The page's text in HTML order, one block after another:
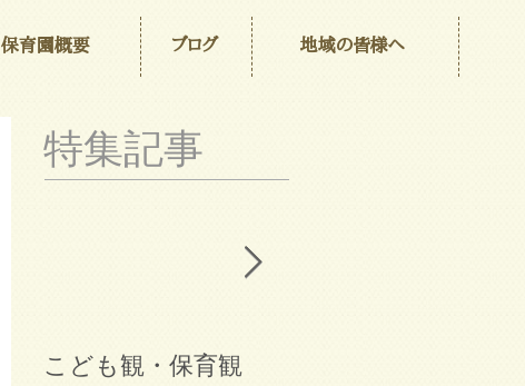
保育園概要 ブログ 地域の皆様へ
特集記事
こども観・保育観